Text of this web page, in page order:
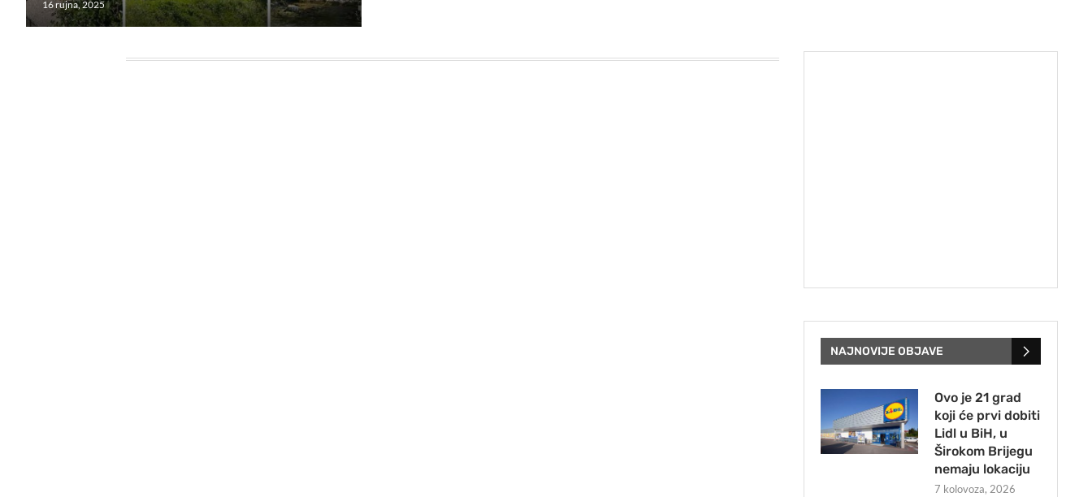
16 rujna, 2025
NAJNOVIJE OBJAVE
Ovo je 21 grad
koji će prvi dobiti
Lidl u BiH, u
Širokom Brijegu
nemaju lokaciju
7 kolovoza, 2026